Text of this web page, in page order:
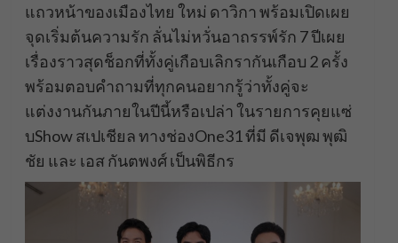
แถวหน้าของเมืองไทย ใหม่ ดาวิกา พร้อมเปิดเผย
จุดเริ่มต้นความรัก ลั่นไม่หวั่นอาถรรพ์รัก 7 ปีเผย
เรื่องราวสุดช็อกที่ทั้งคู่เกือบเลิกรากันเกือบ 2 ครั้ง
พร้อมตอบคำถามที่ทุกคนอยากรู้ว่าทั้งคู่จะ
แต่งงานกันภายในปีนี้หรือเปล่า ในรายการคุยแซ่
บShow สเปเชียล ทางช่องOne31 ที่มี ดีเจพุฒ พุฒิ
ชัย และ เอส กันตพงศ์ เป็นพิธีกร